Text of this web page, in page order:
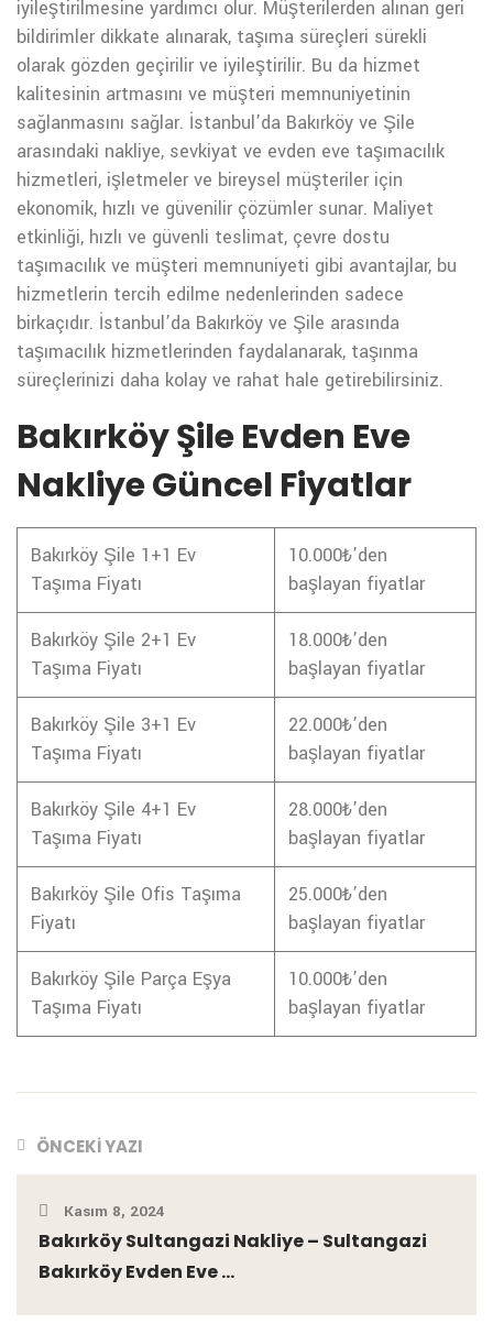
iyileştirilmesine yardımcı olur. Müşterilerden alınan geri
bildirimler dikkate alınarak, taşıma süreçleri sürekli
olarak gözden geçirilir ve iyileştirilir. Bu da hizmet
kalitesinin artmasını ve müşteri memnuniyetinin
sağlanmasını sağlar. İstanbul’da Bakırköy ve Şile
arasındaki nakliye, sevkiyat ve evden eve taşımacılık
hizmetleri, işletmeler ve bireysel müşteriler için
ekonomik, hızlı ve güvenilir çözümler sunar. Maliyet
etkinliği, hızlı ve güvenli teslimat, çevre dostu
taşımacılık ve müşteri memnuniyeti gibi avantajlar, bu
hizmetlerin tercih edilme nedenlerinden sadece
birkaçıdır. İstanbul’da Bakırköy ve Şile arasında
taşımacılık hizmetlerinden faydalanarak, taşınma
süreçlerinizi daha kolay ve rahat hale getirebilirsiniz.
Bakırköy Şile Evden Eve
Nakliye Güncel Fiyatlar
Bakırköy Şile 1+1 Ev
Taşıma Fiyatı
10.000₺’den
başlayan fiyatlar
Bakırköy Şile 2+1 Ev
Taşıma Fiyatı
18.000₺’den
başlayan fiyatlar
Bakırköy Şile 3+1 Ev
Taşıma Fiyatı
22.000₺’den
başlayan fiyatlar
Bakırköy Şile 4+1 Ev
Taşıma Fiyatı
28.000₺’den
başlayan fiyatlar
Bakırköy Şile Ofis Taşıma
Fiyatı
25.000₺’den
başlayan fiyatlar
Bakırköy Şile Parça Eşya
Taşıma Fiyatı
10.000₺’den
başlayan fiyatlar
ÖNCEKI YAZI
Kasım 8, 2024
Bakırköy Sultangazi Nakliye – Sultangazi
Bakırköy Evden Eve ...